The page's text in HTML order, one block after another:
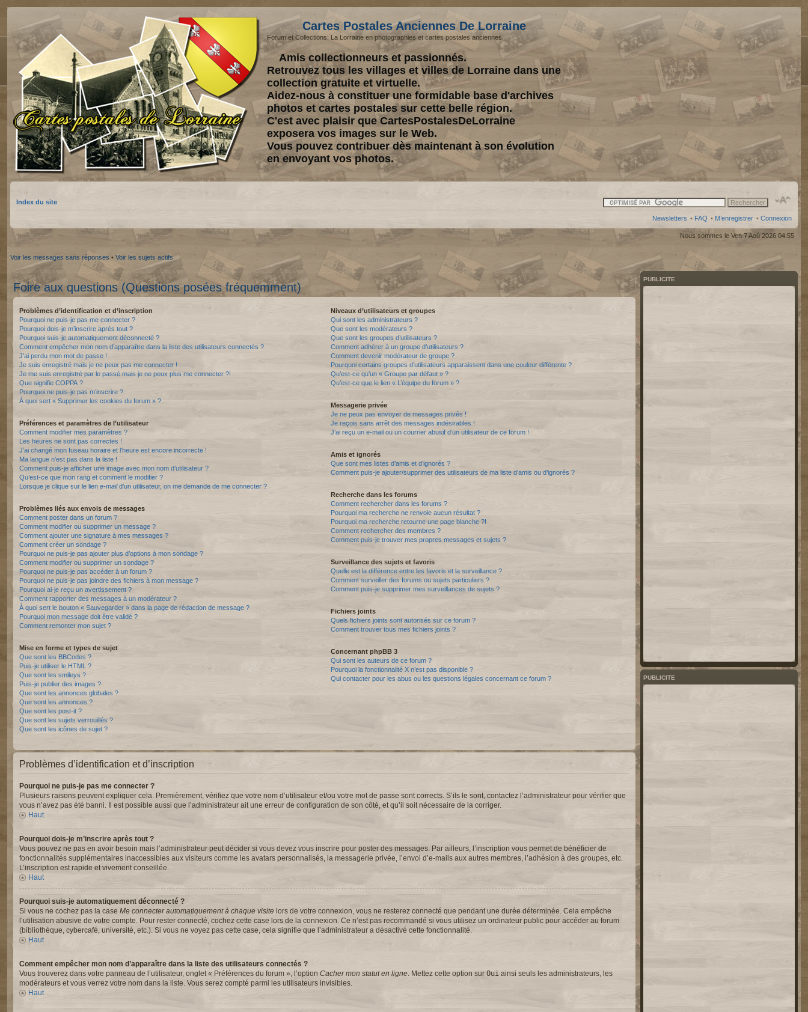
Cartes Postales Anciennes De Lorraine
Forum et Collections: La Lorraine en photographies et cartes postales anciennes.
Amis collectionneurs et passionnés.
Retrouvez tous les villages et villes de Lorraine dans une
collection gratuite et virtuelle.
Aidez-nous à constituer une formidable base d'archives
photos et cartes postales sur cette belle région.
C'est avec plaisir que CartesPostalesDeLorraine
exposera vos images sur le Web.
Vous pouvez contribuer dès maintenant à son évolution
en envoyant vos photos.
Index du site
Newsletters • FAQ • M’enregistrer • Connexion
Nous sommes le Ven 7 Aoû 2026 04:55
Voir les messages sans réponses • Voir les sujets actifs
Foire aux questions (Questions posées fréquemment)
Problèmes d’identification et d’inscription
Pourquoi ne puis-je pas me connecter ?
Pourquoi dois-je m’inscrire après tout ?
Pourquoi suis-je automatiquement déconnecté ?
Comment empêcher mon nom d’apparaître dans la liste des utilisateurs connectés ?
J’ai perdu mon mot de passe !
Je suis enregistré mais je ne peux pas me connecter !
Je me suis enregistré par le passé mais je ne peux plus me connecter ?!
Que signifie COPPA ?
Pourquoi ne puis-je pas m’inscrire ?
À quoi sert « Supprimer les cookies du forum » ?
Préférences et paramètres de l’utilisateur
Comment modifier mes paramètres ?
Les heures ne sont pas correctes !
J’ai changé mon fuseau horaire et l’heure est encore incorrecte !
Ma langue n’est pas dans la liste !
Comment puis-je afficher une image avec mon nom d’utilisateur ?
Qu’est-ce que mon rang et comment le modifier ?
Lorsque je clique sur le lien e-maild’un utilisateur, on me demande de me connecter ?
Problèmes liés aux envois de messages
Comment poster dans un forum ?
Comment modifier ou supprimer un message ?
Comment ajouter une signature à mes messages ?
Comment créer un sondage ?
Pourquoi ne puis-je pas ajouter plus d’options à mon sondage ?
Comment modifier ou supprimer un sondage ?
Pourquoi ne puis-je pas accéder à un forum ?
Pourquoi ne puis-je pas joindre des fichiers à mon message ?
Pourquoi ai-je reçu un avertissement ?
Comment rapporter des messages à un modérateur ?
À quoi sert le bouton « Sauvegarder » dans la page de rédaction de message ?
Pourquoi mon message doit être validé ?
Comment remonter mon sujet ?
Mise en forme et types de sujet
Que sont les BBCodes ?
Puis-je utiliser le HTML ?
Que sont les smileys ?
Puis-je publier des images ?
Que sont les annonces globales ?
Que sont les annonces ?
Que sont les post-it ?
Que sont les sujets verrouillés ?
Que sont les icônes de sujet ?
Niveaux d’utilisateurs et groupes
Qui sont les administrateurs ?
Que sont les modérateurs ?
Que sont les groupes d’utilisateurs ?
Comment adhérer à un groupe d’utilisateurs ?
Comment devenir modérateur de groupe ?
Pourquoi certains groupes d’utilisateurs apparaissent dans une couleur différente ?
Qu’est-ce qu’un « Groupe par défaut » ?
Qu’est-ce que le lien « L’équipe du forum » ?
Messagerie privée
Je ne peux pas envoyer de messages privés !
Je reçois sans arrêt des messages indésirables !
J’ai reçu un e-mail ou un courrier abusif d’un utilisateur de ce forum !
Amis et ignorés
Que sont mes listes d’amis et d’ignorés ?
Comment puis-je ajouter/supprimer des utilisateurs de ma liste d’amis ou d’ignorés ?
Recherche dans les forums
Comment rechercher dans les forums ?
Pourquoi ma recherche ne renvoie aucun résultat ?
Pourquoi ma recherche retourne une page blanche ?!
Comment rechercher des membres ?
Comment puis-je trouver mes propres messages et sujets ?
Surveillance des sujets et favoris
Quelle est la différence entre les favoris et la surveillance ?
Comment surveiller des forums ou sujets particuliers ?
Comment puis-je supprimer mes surveillances de sujets ?
Fichiers joints
Quels fichiers joints sont autorisés sur ce forum ?
Comment trouver tous mes fichiers joints ?
Concernant phpBB 3
Qui sont les auteurs de ce forum ?
Pourquoi la fonctionnalité X n’est pas disponible ?
Qui contacter pour les abus ou les questions légales concernant ce forum ?
Problèmes d’identification et d’inscription
Pourquoi ne puis-je pas me connecter ?
Plusieurs raisons peuvent expliquer cela. Premièrement, vérifiez que votre nom d’utilisateur et/ou votre mot de passe sont corrects. S’ils le sont, contactez l’administrateur pour vérifier que
vous n’avez pas été banni. Il est possible aussi que l’administrateur ait une erreur de configuration de son côté, et qu’il soit nécessaire de la corriger.
Haut
Pourquoi dois-je m’inscrire après tout ?
Vous pouvez ne pas en avoir besoin mais l’administrateur peut décider si vous devez vous inscrire pour poster des messages. Par ailleurs, l’inscription vous permet de bénéficier de
fonctionnalités supplémentaires inaccessibles aux visiteurs comme les avatars personnalisés, la messagerie privée, l’envoi d’e-mails aux autres membres, l’adhésion à des groupes, etc.
L’inscription est rapide et vivement conseillée.
Haut
Pourquoi suis-je automatiquement déconnecté ?
Si vous ne cochez pas la case Me connecter automatiquement à chaque visite lors de votre connexion, vous ne resterez connecté que pendant une durée déterminée. Cela empêche
l’utilisation abusive de votre compte. Pour rester connecté, cochez cette case lors de la connexion. Ce n’est pas recommandé si vous utilisez un ordinateur public pour accéder au forum
(bibliothèque, cybercafé, université, etc.). Si vous ne voyez pas cette case, cela signifie que l’administrateur a désactivé cette fonctionnalité.
Haut
Comment empêcher mon nom d’apparaître dans la liste des utilisateurs connectés ?
Vous trouverez dans votre panneau de l’utilisateur, onglet « Préférences du forum », l’option Cacher mon statut en ligne . Mettez cette option sur Oui ainsi seuls les administrateurs, les
modérateurs et vous verrez votre nom dans la liste. Vous serez compté parmi les utilisateurs invisibles.
Haut
PUBLICITE
PUBLICITE